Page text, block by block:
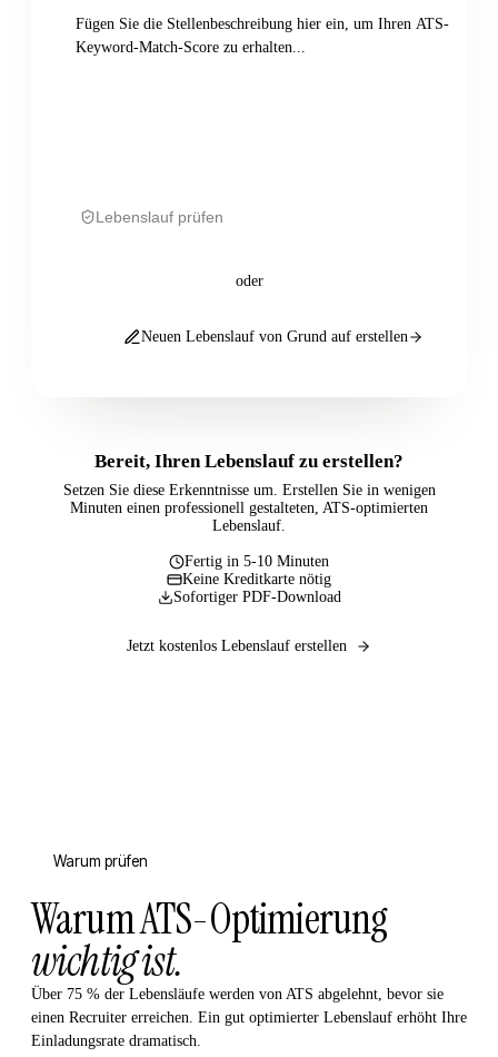
Lebenslauf prüfen
oder
Neuen Lebenslauf von Grund auf erstellen
Bereit, Ihren Lebenslauf zu erstellen?
Setzen Sie diese Erkenntnisse um. Erstellen Sie in wenigen
Minuten einen professionell gestalteten, ATS-optimierten
Lebenslauf.
Fertig in 5-10 Minuten
Keine Kreditkarte nötig
Sofortiger PDF-Download
Jetzt kostenlos Lebenslauf erstellen
Warum prüfen
Warum ATS-Optimierung
wichtig ist.
Über 75 % der Lebensläufe werden von ATS abgelehnt, bevor sie
einen Recruiter erreichen. Ein gut optimierter Lebenslauf erhöht Ihre
Einladungsrate dramatisch.